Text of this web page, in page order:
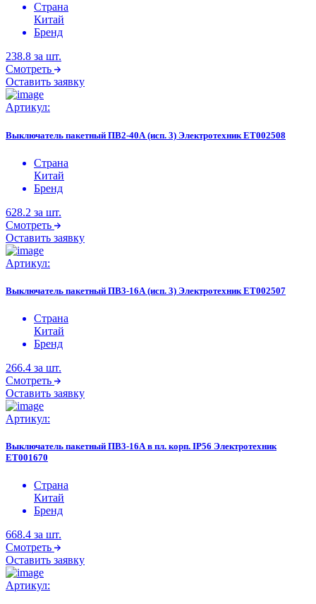
Страна
Китай
Бренд
238.8 за шт.
Смотреть
Оставить заявку
Артикул:
Выключатель пакетный ПВ2-40А (исп. 3) Электротехник ET002508
Страна
Китай
Бренд
628.2 за шт.
Смотреть
Оставить заявку
Артикул:
Выключатель пакетный ПВ3-16А (исп. 3) Электротехник ET002507
Страна
Китай
Бренд
266.4 за шт.
Смотреть
Оставить заявку
Артикул:
Выключатель пакетный ПВ3-16А в пл. корп. IP56 Электротехник
ET001670
Страна
Китай
Бренд
668.4 за шт.
Смотреть
Оставить заявку
Артикул: